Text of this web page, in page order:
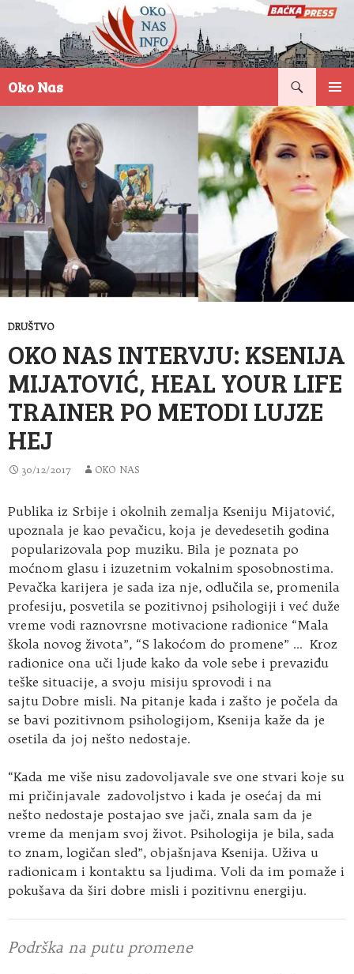
Oko Nas
SADRŽAJ
DRUŠTVO
OKO NAS INTERVJU: KSENIJA
MIJATOVIĆ, HEAL YOUR LIFE
TRAINER PO METODI LUJZE
HEJ
30/12/2017 OKO NAS
Publika iz Srbije i okolnih zemalja Kseniju Mijatović,
upoznala je kao pevačicu, koja je devedesetih godina
popularizovala pop muziku. Bila je poznata po
moćnom glasu i izuzetnim vokalnim sposobnostima.
Pevačka karijera je sada iza nje, odlučila se, promenila
profesiju, posvetila se pozitivnoj psihologiji i već duže
vreme vodi raznovrsne motivacione radionice “Mala
škola novog života”, “S lakoćom do promene” … Kroz
radionice ona uči ljude kako da vole sebe i prevaziđu
teške situacije, a svoju misiju sprovodi i na
sajtu Dobre misli. Na pitanje kada i zašto je počela da
se bavi pozitivnom psihologijom, Ksenija kaže da je
osetila da joj nešto nedostaje.
“Kada me više nisu zadovoljavale sve one stvari koje su
mi pričinjavale zadovoljstvo i kada je osećaj da mi
nešto nedostaje postajao sve jači, znala sam da je
vreme da menjam svoj život. Psihologija je bila, sada
to znam, logičan sled”, objašnjava Ksenija. Uživa u
radionicam i kontaktu sa ljudima. Voli da im pomaže i
pokušava da širi dobre misli i pozitivnu energiju.
Podrška na putu promene